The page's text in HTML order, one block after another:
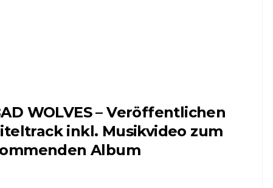
WOLVES – Veröffentlichen
inkl. Musikvideo zum
Album